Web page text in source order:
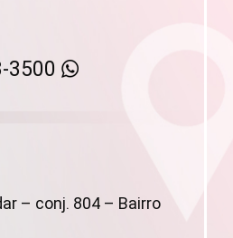
3500
– conj. 804 – Bairro